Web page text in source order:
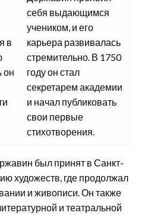
в
он
себя выдающимся
учеником, и его
карьера развивалась
стремительно. В 1750
году он стал
секретарем академии
и начал публиковать
свои первые
стихотворения.
был принят в Санкт-
художеств, где продолжал
и живописи. Он также
и театральной